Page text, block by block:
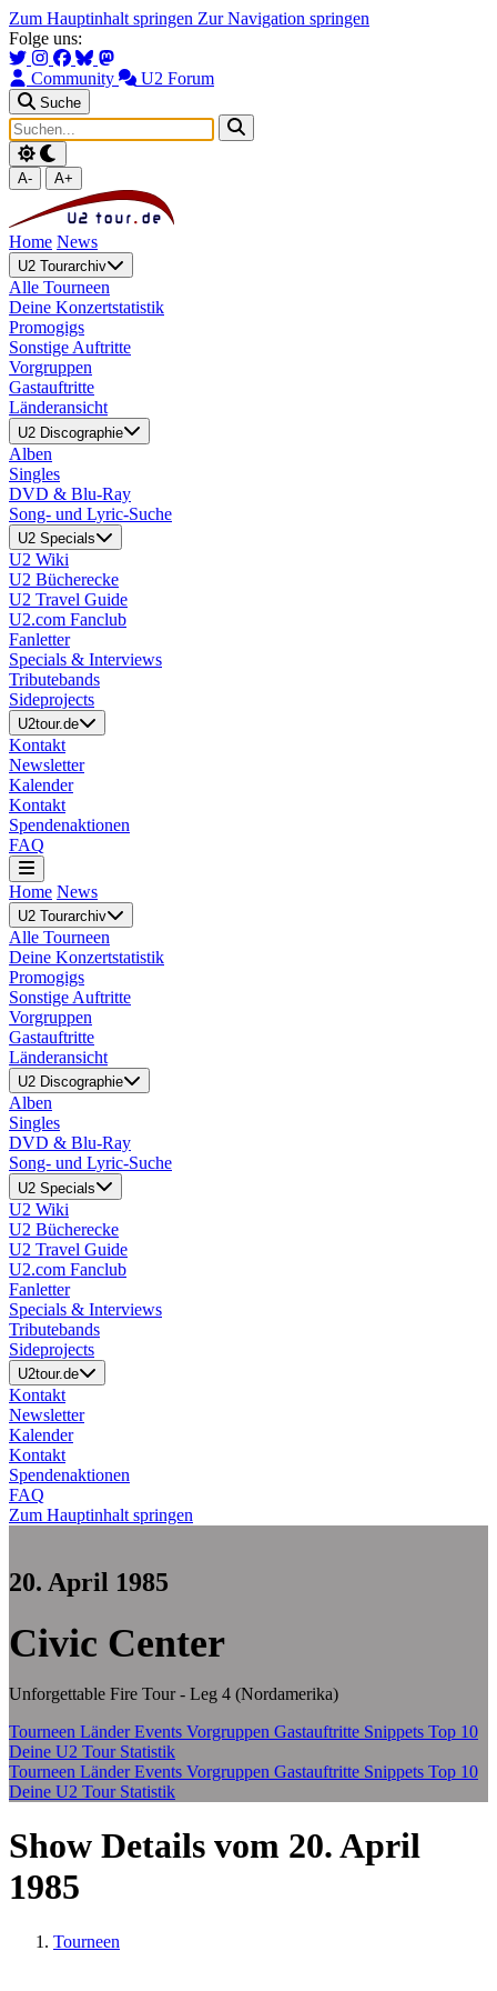
Zum Hauptinhalt springen Zur Navigation springen
Folge uns:
Community U2 Forum
Suche
A- A+
Home News
U2 Tourarchiv
Alle Tourneen
Deine Konzertstatistik
Promogigs
Sonstige Auftritte
Vorgruppen
Gastauftritte
Länderansicht
U2 Discographie
Alben
Singles
DVD & Blu-Ray
Song- und Lyric-Suche
U2 Specials
U2 Wiki
U2 Bücherecke
U2 Travel Guide
U2.com Fanclub
Fanletter
Specials & Interviews
Tributebands
Sideprojects
U2tour.de
Kontakt
Newsletter
Kalender
Kontakt
Spendenaktionen
FAQ
Home News
U2 Tourarchiv
Alle Tourneen
Deine Konzertstatistik
Promogigs
Sonstige Auftritte
Vorgruppen
Gastauftritte
Länderansicht
U2 Discographie
Alben
Singles
DVD & Blu-Ray
Song- und Lyric-Suche
U2 Specials
U2 Wiki
U2 Bücherecke
U2 Travel Guide
U2.com Fanclub
Fanletter
Specials & Interviews
Tributebands
Sideprojects
U2tour.de
Kontakt
Newsletter
Kalender
Kontakt
Spendenaktionen
FAQ
Zum Hauptinhalt springen
20. April 1985
Civic Center
Unforgettable Fire Tour - Leg 4 (Nordamerika)
Tourneen LänderEvents Vorgruppen Gastauftritte Snippets Top 10
Deine U2 Tour Statistik
Tourneen LänderEvents Vorgruppen Gastauftritte Snippets Top 10
Deine U2 Tour Statistik
Show Details vom 20. April
1985
Tourneen